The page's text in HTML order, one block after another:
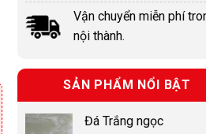
Vận chuyển miễn phí
nội thành.
SẢN PHẨM NỔI BẬT
Đá Trắng ngọc